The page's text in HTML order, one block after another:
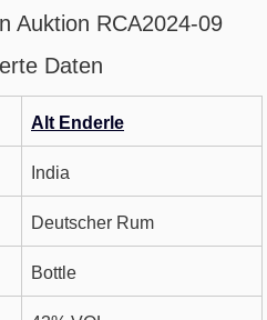
Auktion RCA2024-09
Daten
Alt Enderle
India
Deutscher Rum
Bottle